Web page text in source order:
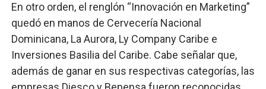
En otro orden, el renglón “Innovación en Marketing”
quedó en manos de Cervecería Nacional
Dominicana, La Aurora, Ly Company Caribe e
Inversiones Basilia del Caribe. Cabe señalar que,
además de ganar en sus respectivas categorías, las